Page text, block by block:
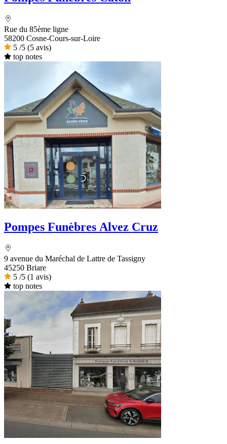
Rue du 85ème ligne
58200 Cosne-Cours-sur-Loire
5 /5 (5 avis)
top notes
Pompes Funèbres Alvez Cruz
9 avenue du Maréchal de Lattre de Tassigny
45250 Briare
5 /5 (1 avis)
top notes